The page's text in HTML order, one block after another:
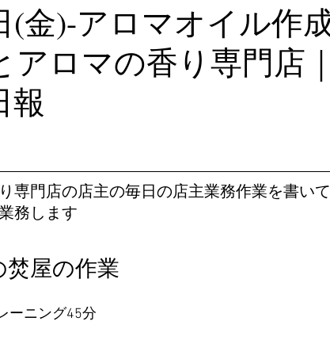
(金)-アロマオイル作
アロマの香り専門店
報
専門店の店主の毎日の店主業務作業を書い
務します
焚屋の作業
ーニング45分